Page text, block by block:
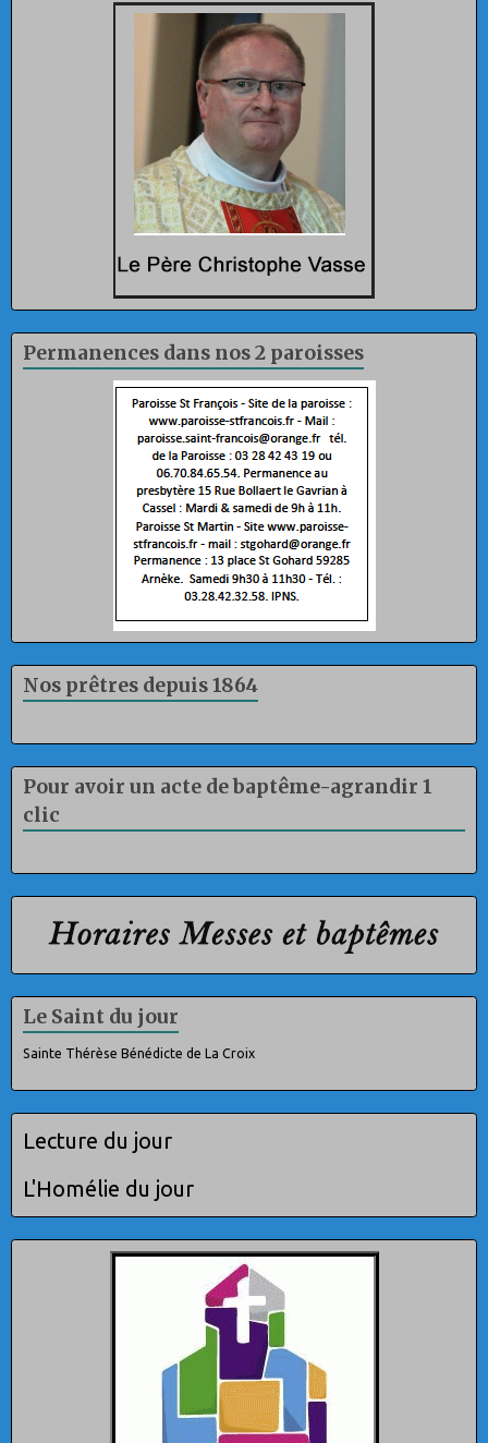
Permanences dans nos 2 paroisses
Nos prêtres depuis 1864
Pour avoir un acte de baptême-agrandir 1
clic
Le Saint du jour
Sainte Thérèse Bénédicte de La Croix
Lecture du jour
L'Homélie du jour